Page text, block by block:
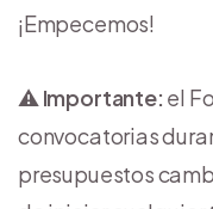
¡Empecemos!
⚠️ Importante: el
convocatorias
presupuestos